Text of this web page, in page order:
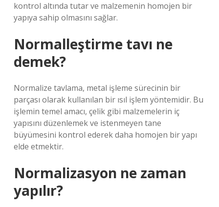
kontrol altında tutar ve malzemenin homojen bir
yapıya sahip olmasını sağlar.
Normalleştirme tavı ne
demek?
Normalize tavlama, metal işleme sürecinin bir
parçası olarak kullanılan bir ısıl işlem yöntemidir. Bu
işlemin temel amacı, çelik gibi malzemelerin iç
yapısını düzenlemek ve istenmeyen tane
büyümesini kontrol ederek daha homojen bir yapı
elde etmektir.
Normalizasyon ne zaman
yapılır?